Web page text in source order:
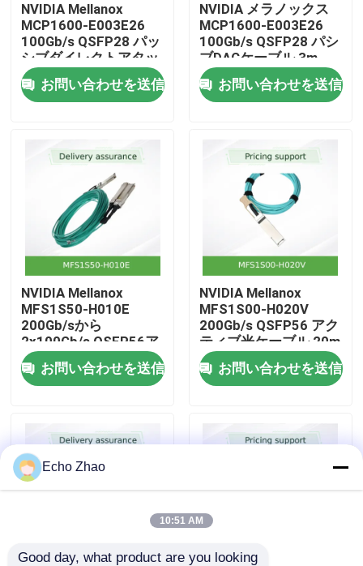
ホーム
製品
私たちについて
工場見学
品質管理
ニュース
見積もりを依頼する
NVIDIA Mellanox
MCP1600-E003E26
100Gb/s QSFP28 パッ
シブダイレクトアタッ
チ銅線ケーブル – 3m,
EDR InfiniBand, 低遅
延, データセンター相
お問い合わせを送信
NVIDIA メラノックス
MCP1600-E003E26
100Gb/s QSFP28 パシ
ブDACケーブル 3m
EDR インフィニバンド
お問い合わせを送信
NVIDIA Mellanox
MFS1S50-H010E
200Gb/sから
2x100Gb/s QSFP56ア
クティブ光スプリッタ
ーケーブル 10m AOC
お問い合わせを送信
NVIDIA Mellanox
MFS1S00-H020V
200Gb/s QSFP56 アク
ティブ光ケーブル 20m
AOC (HDR InfiniBand
用) お問い合わせを送信
Echo Zhao
10:51 AM
Good day, what product are you looking